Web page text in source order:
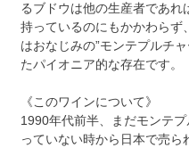
るブドウは他の生産者であれ
持っているのにもかかわらず
はおなじみの”モンテプルチ
たパイオニア的な存在です。
《このワインについて》
1990年代前半、まだモンテ
っていない時から日本で売